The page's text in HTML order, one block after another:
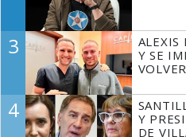
3
ALEXIS
Y SE
4
Y
DE